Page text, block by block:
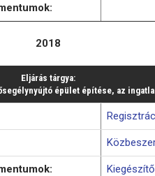
2018
Eljárás tárgya:
épület építése, az